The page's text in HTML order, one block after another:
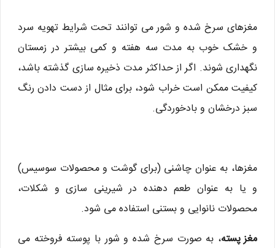
مغزهای سرخ شده و شور می توانند تحت شرایط تهویه سرد
و خشک خوب به مدت سه هفته و کمی بیشتر در زمستان
نگهداری شوند. اگر از حداکثر مدت ذخیره سازی گذشته باشد،
کیفیت ممکن است خراب شود، برای مثال از دست دادن رنگ
سبز درخشان و بادخوردگی.
مغزها، به عنوان چاشنی (برای گوشت و محصولات سوسیس)
و یا به عنوان طعم دهنده در شیرینی سازی و شکلات،
محصولات نانوایی و بستنی استفاده می شود.
مغز پسته، به صورت سرخ شده و شور با پوسته فروخته می